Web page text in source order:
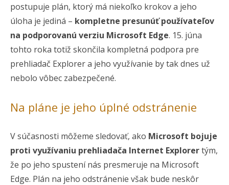
postupuje plán, ktorý má niekoľko krokov a jeho
úloha je jediná – kompletne presunúť používateľov
na podporovanú verziu Microsoft Edge. 15. júna
tohto roka totiž skončila kompletná podpora pre
prehliadač Explorer a jeho využívanie by tak dnes už
nebolo vôbec zabezpečené.
Na pláne je jeho úplné odstránenie
V súčasnosti môžeme sledovať, ako Microsoft bojuje
proti využívaniu prehliadača Internet Explorertým,
že po jeho spustení nás presmeruje na Microsoft
Edge. Plán na jeho odstránenie však bude neskôr